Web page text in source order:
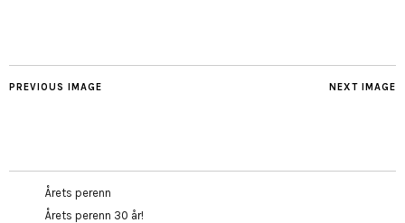
NEXT IMAGE
PREVIOUS IMAGE
Årets perenn
Årets perenn 30 år!